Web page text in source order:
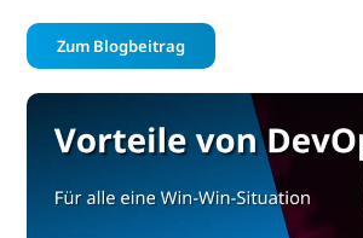
Zum Blogbeitrag